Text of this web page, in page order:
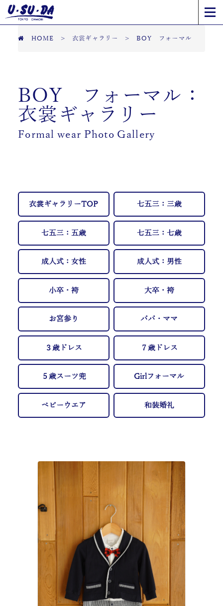
HOME > 衣裳ギャラリー > BOY フォーマル
BOY フォーマル：
衣裳ギャラリー
Formal wear Photo Gallery
衣裳ギャラリーTOP 七五三：三歳
七五三：五歳 七五三：七歳
成人式：女性 成人式：男性
小卒・袴 大卒・袴
お宮参り パパ・ママ
３歳ドレス ７歳ドレス
５歳スーツ兜 Girlフォーマル
ベビーウエア 和装婚礼